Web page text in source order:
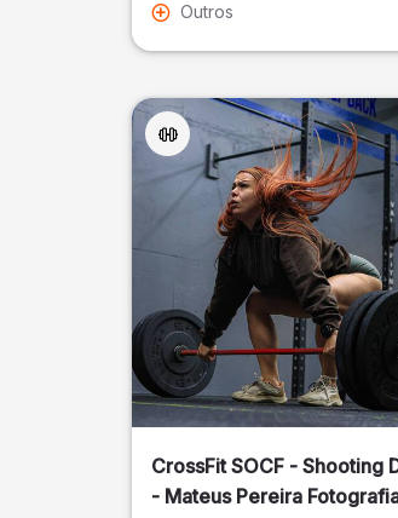
Outros
CrossFit SOCF - Shooting
- Mateus Pereira